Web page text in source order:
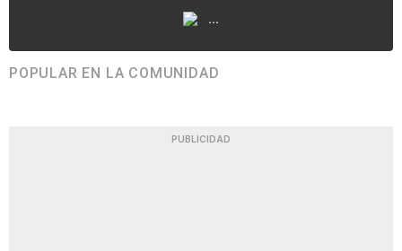
...
POPULAR EN LA COMUNIDAD
PUBLICIDAD